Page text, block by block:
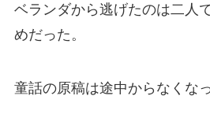
ベランダから逃げたのは二人
めだった。
童話の原稿は途中からなくな